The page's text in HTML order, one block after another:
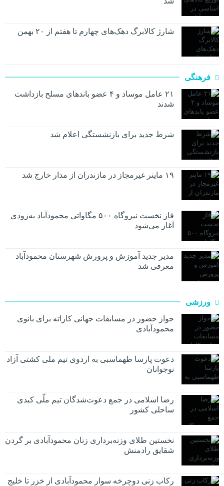
شارژ کالابرگ دهک‌های چهارم تا هفتم از ۲۰ بهمن
فرهنگی
۲۱ عامل موساد و ۴ عضو باند‌های مسلح بازداشت
شدند
شرط جدید برای بازنشستگی اعلام شد
۱۹ ماینر غیرمجاز در مازندران از مدار خارج شد
فاز نخست نیروگاه ۵۰۰ مگاواتی محمودآباد به‌زودی
آغاز می‌شود
مدیر جدید آموزش و پرورش شهرستان محمودآباد
معرفی شد
ورزشی
جواز حضور در مسابقات جهانی کاراته برای بانوی
محمودآبادی
دعوت پارسا طهماسبی به اردوی تیم ملی کشتی آزاد
نوجوانان
رضا اسلامی در جمع دعوت‌شدگان تیم ملّی کبدی
ساحلی کشور
نخستین طلای وزنه‌برداری زنان محمودآبادی بر گردن
شقایق رادمنش
رکاب زنی دوچرخه سوار محمودآبادی از خزر تا خلیج